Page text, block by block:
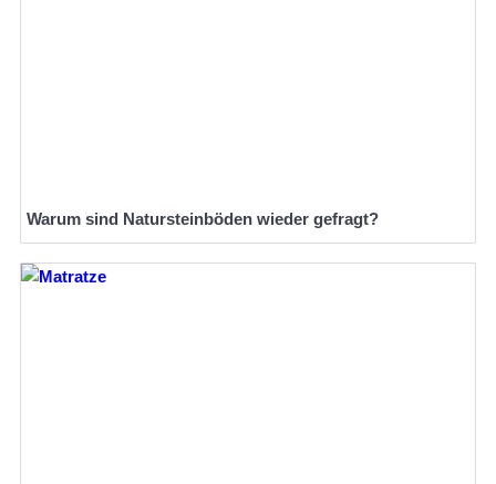
Warum sind Natursteinböden wieder gefragt?